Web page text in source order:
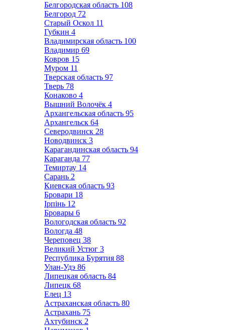
Белгородская область 108
Белгород 72
Старый Оскол 11
Губкин 4
Владимирская область 100
Владимир 69
Ковров 15
Муром 11
Тверская область 97
Тверь 78
Конаково 4
Вышний Волочёк 4
Архангельская область 95
Архангельск 64
Северодвинск 28
Новодвинск 3
Карагандинская область 94
Караганда 77
Темиртау 14
Сарань 2
Киевская область 93
Бровари 18
Ірпінь 12
Бровары 6
Вологодская область 92
Вологда 48
Череповец 38
Великий Устюг 3
Республика Бурятия 88
Улан-Удэ 86
Липецкая область 84
Липецк 68
Елец 13
Астраханская область 80
Астрахань 75
Ахтубинск 2